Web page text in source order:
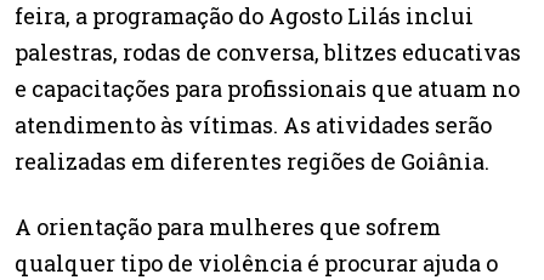
feira, a programação do Agosto Lilás inclui
palestras, rodas de conversa, blitzes educativas
e capacitações para profissionais que atuam no
atendimento às vítimas. As atividades serão
realizadas em diferentes regiões de Goiânia.
A orientação para mulheres que sofrem
qualquer tipo de violência é procurar ajuda o